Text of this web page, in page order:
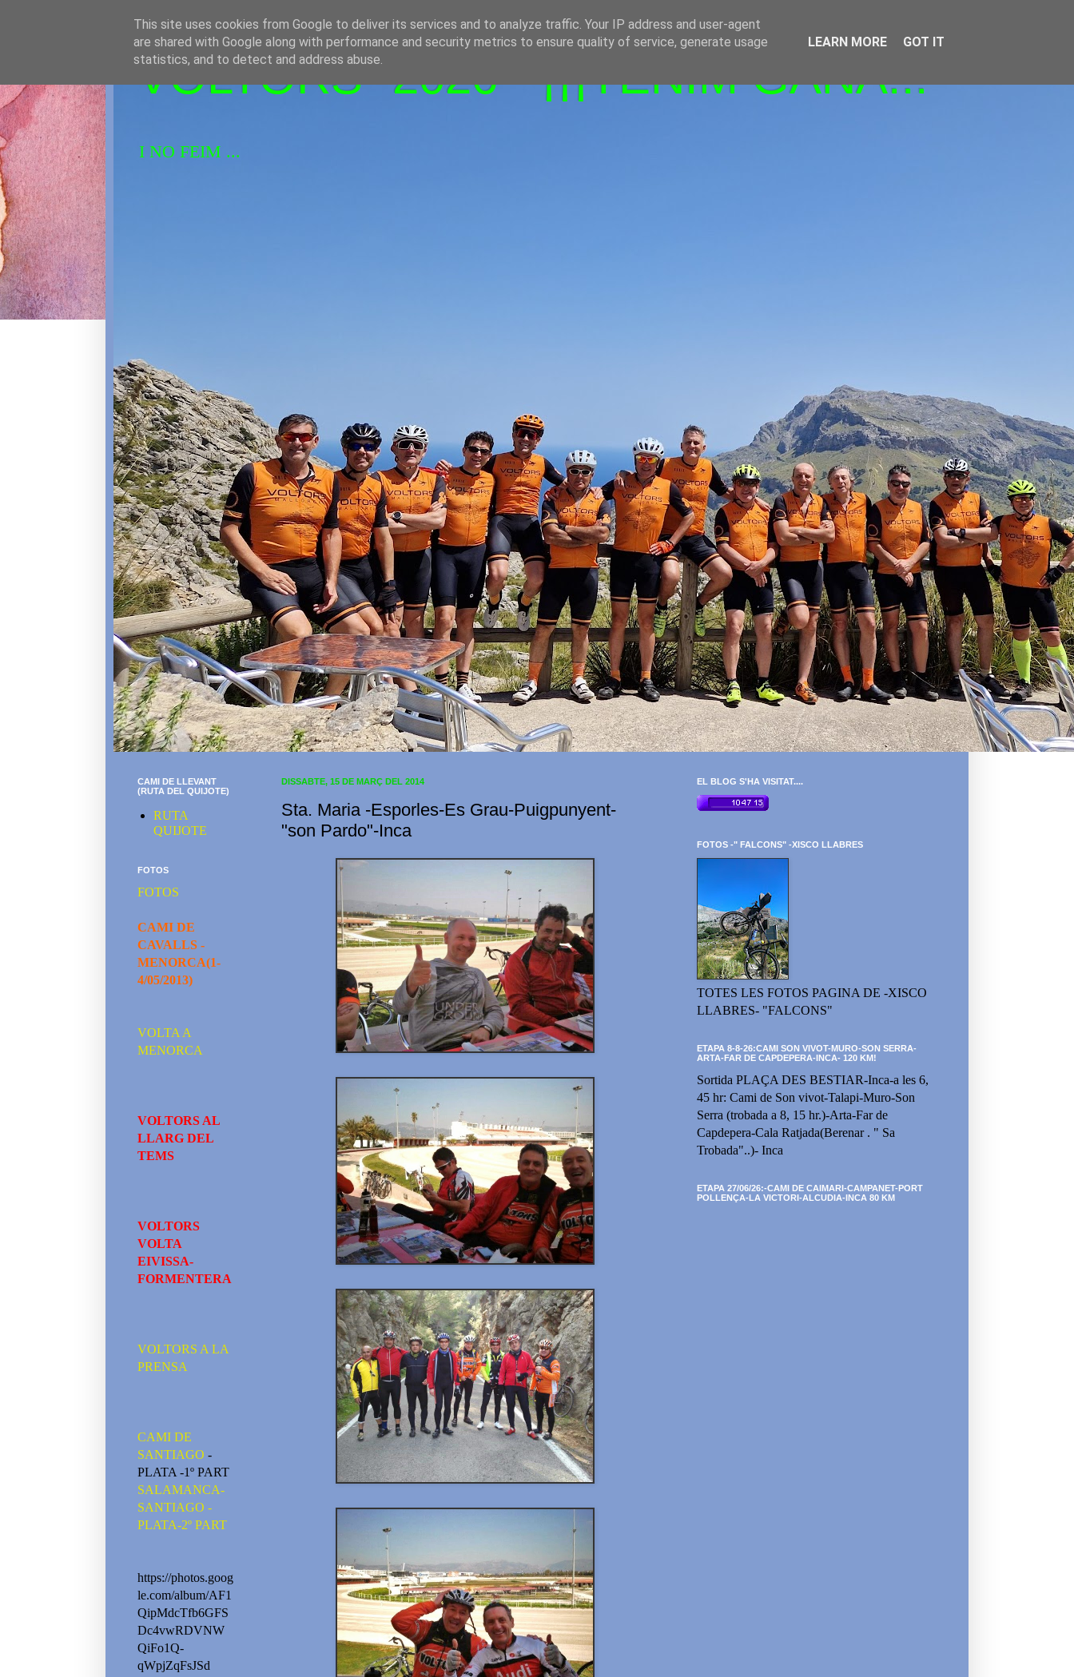
VOLTORS -2026 - ¡¡¡TENIM GANA!!!
I NO FEIM ...
DISSABTE, 15 DE MARÇ DEL 2014
Sta. Maria -Esporles-Es Grau-Puigpunyent-
"son Pardo"-Inca
CAMI DE LLEVANT
(RUTA DEL QUIJOTE)
RUTA
QUIJOTE
FOTOS
FOTOS
CAMI DE
CAVALLS -
MENORCA(1-
4/05/2013)
VOLTA A
MENORCA
VOLTORS AL
LLARG DEL
TEMS
VOLTORS
VOLTA
EIVISSA-
FORMENTERA
VOLTORS A LA
PRENSA
CAMI DE
SANTIAGO -
PLATA -1º PART
SALAMANCA-
SANTIAGO -
PLATA-2º PART
https://photos.goog
le.com/album/AF1
QipMdcTfb6GFS
Dc4vwRDVNW
QiFo1Q-
qWpjZqFsJSd
EL BLOG S'HA VISITAT....
FOTOS -" FALCONS" -XISCO LLABRES
TOTES LES FOTOS PAGINA DE -XISCO
LLABRES- "FALCONS"
ETAPA 8-8-26:CAMI SON VIVOT-MURO-SON SERRA-
ARTA-FAR DE CAPDEPERA-INCA- 120 KM!
Sortida PLAÇA DES BESTIAR-Inca-a les 6,
45 hr: Cami de Son vivot-Talapi-Muro-Son
Serra (trobada a 8, 15 hr.)-Arta-Far de
Capdepera-Cala Ratjada(Berenar . " Sa
Trobada"..)- Inca
ETAPA 27/06/26:-CAMI DE CAIMARI-CAMPANET-PORT
POLLENÇA-LA VICTORI-ALCUDIA-INCA 80 KM
This site uses cookies from Google to deliver its services and to analyze traffic. Your IP address and user-agent
are shared with Google along with performance and security metrics to ensure quality of service, generate usage
statistics, and to detect and address abuse.
LEARN MORE GOT IT